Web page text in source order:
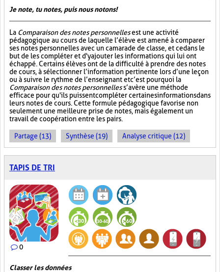
Je note, tu notes, puis nous notons!
La Comparaison des notes personnellesest une activité
pédagogique au cours de laquelle l’élève est amené à comparer
ses notes personnelles avec un camarade de classe, et ce dans le
but de les compléter et d'y ajouter les informations qui lui ont
échappé. Certains élèves ont de la difficulté à prendre des notes
de cours, à sélectionner l’information pertinente lors d’une leçon
ou à suivre le rythme de l’enseignant et c’est pourquoi la
Comparaison des notes personnelless’avère une méthode
efficace pour qu'ils puissent compléter certaines informations dans
leurs notes de cours. Cette formule pédagogique favorise non
seulement une meilleure prise de notes, mais également un
travail de coopération entre les pairs.
Partage (13) Synthèse (19) Analyse critique (12)
TAPIS DE TRI
0
Classer les données